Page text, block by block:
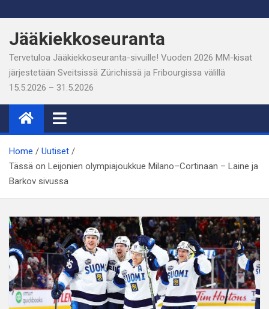
to
content
Jääkiekkoseuranta
Tervetuloa Jääkiekkoseuranta-sivuille! Vuoden 2026 MM-kisat
järjestetään Sveitsissä Zürichissä ja Fribourgissa välillä
15.5.2026 – 31.5.2026
Home
Uutiset
Tässä on Leijonien olympiajoukkue Milano–Cortinaan – Laine ja
Barkov sivussa